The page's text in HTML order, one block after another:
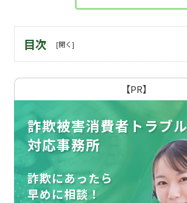
目次
【PR】
詐欺被害消費者トラブル
対応事務所
詐欺にあったら
早めに相談！